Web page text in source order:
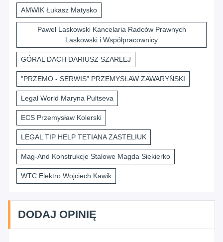
AMWIK Łukasz Matysko
Paweł Laskowski Kancelaria Radców Prawnych
Laskowski i Współpracownicy
GÓRAL DACH DARIUSZ SZARLEJ
"PRZEMO - SERWIS" PRZEMYSŁAW ZAWARYŃSKI
Legal World Maryna Pultseva
ECS Przemysław Kolerski
LEGAL TIP HELP TETIANA ZASTELIUK
Mag-And Konstrukcje Stalowe Magda Siekierko
WTC Elektro Wojciech Kawik
DODAJ OPINIĘ